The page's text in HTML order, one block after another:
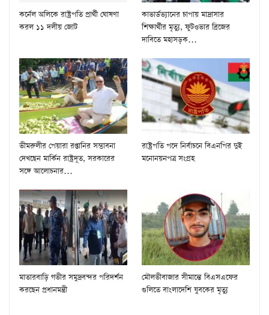
কর্নেল অলিকে রাষ্ট্রপতি প্রার্থী ঘোষণা
করল ১১ দলীয় জোট
কাভার্ডভ্যানের চাপায় মাদ্রাসার
শিক্ষার্থীর মৃত্যু, ফুটওভার ব্রিজের
দাবিতে মহাসড়ক…
ভীমরুলীর পেয়ারা রপ্তানির সম্ভাবনা
দেখছেন মার্কিন রাষ্ট্রদূত, সরকারের
সঙ্গে আলোচনার…
রাষ্ট্রপতি পদে নির্বাচনে বিএনপির দুই
মনোনয়নপত্র সংগ্রহ
মাতারবাড়ি গভীর সমুদ্রবন্দর পরিদর্শন
করছেন প্রধানমন্ত্রী
মৌলভীবাজার সীমান্তে বিএসএফের
গুলিতে বাংলাদেশি যুবকের মৃত্যু